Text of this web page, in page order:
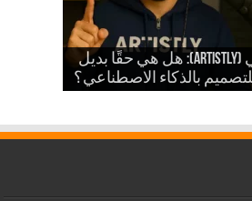
أداة الارتيستي (Artistly): هل هي حقًا بديل
بالذكاء الاصطناعي؟
في الكي دي بي
شرح أداة ارتيستلي 4: دليلك الشامل
للذكاء الاصطناعي في تصميمات KDP